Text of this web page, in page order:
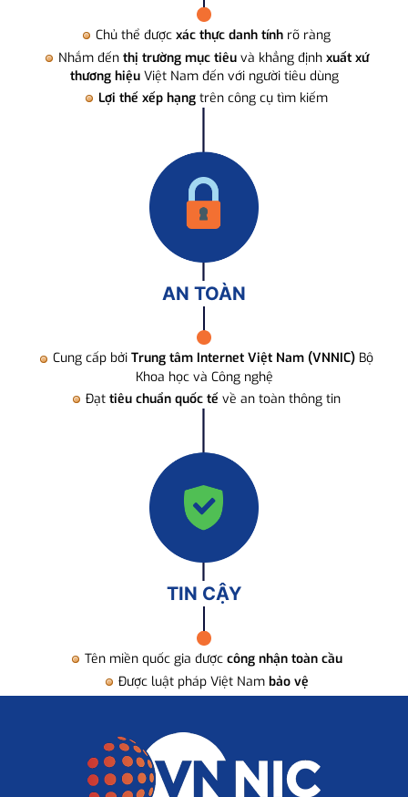
Chủ thể được xác thực danh tính rõ ràng
Nhắm đến thị trường mục tiêuvà khẳng định xuất xứ
thương hiệuViệt Nam đến với người tiêu dùng
Lợi thế xếp hạng trên công cụ tìm kiếm
AN TOÀN
Cung cấp bởi Trung tâm Internet Việt Nam (VNNIC) Bộ
Khoa học và Công nghệ
Đạt tiêu chuẩn quốc tế về an toàn thông tin
TIN CẬY
Tên miền quốc gia được công nhận toàn cầu
Được luật pháp Việt Nam bảo vệ